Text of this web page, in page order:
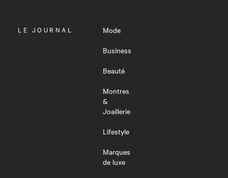
OUVRIR
LE JOURNAL
Mode
Business
Beauté
Montres
&
Joaillerie
Lifestyle
Marques
de luxe